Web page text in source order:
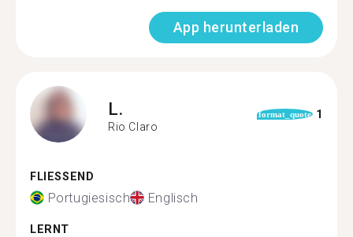
App herunterladen
L.
Rio Claro
format_quote 1
FLIESSEND
Portugiesisch Englisch
LERNT